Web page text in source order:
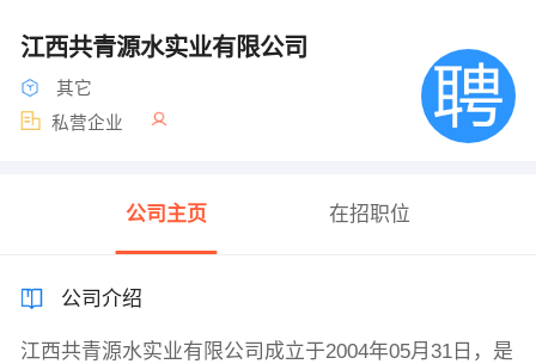
江西共青源水实业有限公司
其它
私营企业
公司主页 在招职位
公司介绍
江西共青源水实业有限公司成立于2004年05月31日，是